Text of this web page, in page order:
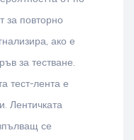
за повторно
ако е
за тестване.
тест-лента е
Лентичката
се